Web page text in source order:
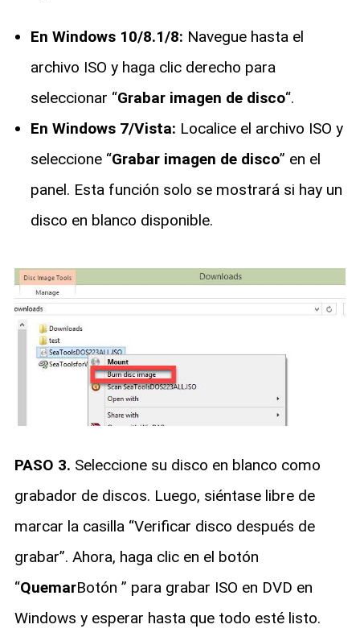
En Windows 10/8.1/8: Navegue hasta el
archivo ISO y haga clic derecho para
seleccionar “Grabar imagen de disco“.
En Windows 7/Vista: Localice el archivo ISO y
seleccione “Grabar imagen de disco” en el
panel. Esta función solo se mostrará si hay un
disco en blanco disponible.
PASO 3. Seleccione su disco en blanco como
grabador de discos. Luego, siéntase libre de
marcar la casilla “Verificar disco después de
grabar”. Ahora, haga clic en el botón
“QuemarBotón ” para grabar ISO en DVD en
Windows y esperar hasta que todo esté listo.